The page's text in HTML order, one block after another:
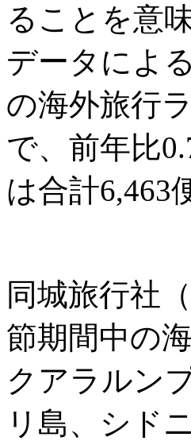
ることを意
データによ
の海外旅行
で、前年比
は合計6,463
同城旅行社
節期間中の
クアラルン
リ島、シド